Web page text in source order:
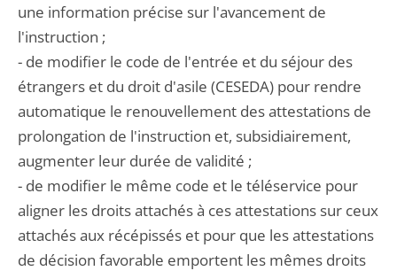
une information précise sur l'avancement de
l'instruction ;
- de modifier le code de l'entrée et du séjour des
étrangers et du droit d'asile (CESEDA) pour rendre
automatique le renouvellement des attestations de
prolongation de l'instruction et, subsidiairement,
augmenter leur durée de validité ;
- de modifier le même code et le téléservice pour
aligner les droits attachés à ces attestations sur ceux
attachés aux récépissés et pour que les attestations
de décision favorable emportent les mêmes droits